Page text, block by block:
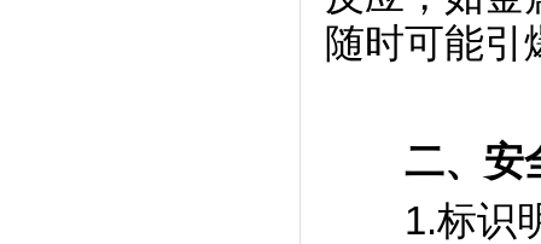
随时可能引
二、安
1.标识明